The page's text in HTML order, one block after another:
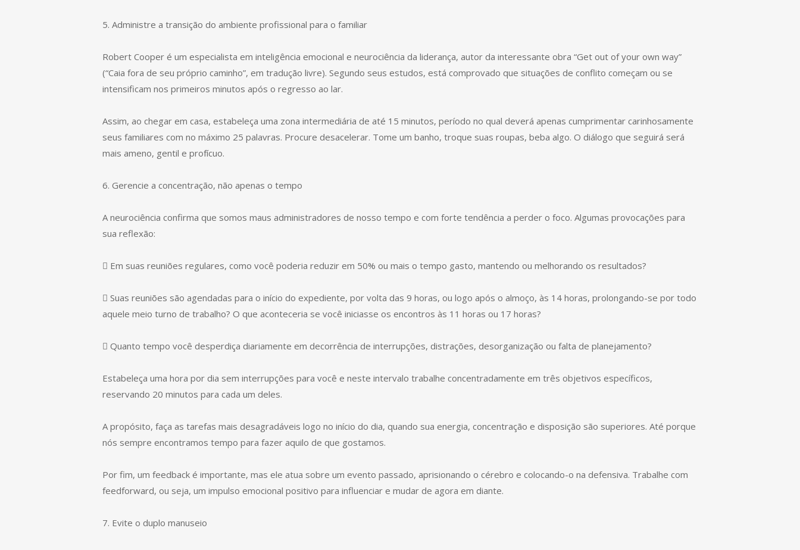
5. Administre a transição do ambiente profissional para o familiar
Robert Cooper é um especialista em inteligência emocional e neurociência da liderança, autor da interessante obra “Get out of your own way”
(“Caia fora de seu próprio caminho”, em tradução livre). Segundo seus estudos, está comprovado que situações de conflito começam ou se
intensificam nos primeiros minutos após o regresso ao lar.
Assim, ao chegar em casa, estabeleça uma zona intermediária de até 15 minutos, período no qual deverá apenas cumprimentar carinhosamente
seus familiares com no máximo 25 palavras. Procure desacelerar. Tome um banho, troque suas roupas, beba algo. O diálogo que seguirá será
mais ameno, gentil e profícuo.
6. Gerencie a concentração, não apenas o tempo
A neurociência confirma que somos maus administradores de nosso tempo e com forte tendência a perder o foco. Algumas provocações para
sua reflexão:
 Em suas reuniões regulares, como você poderia reduzir em 50% ou mais o tempo gasto, mantendo ou melhorando os resultados?
 Suas reuniões são agendadas para o início do expediente, por volta das 9 horas, ou logo após o almoço, às 14 horas, prolongando-se por todo
aquele meio turno de trabalho? O que aconteceria se você iniciasse os encontros às 11 horas ou 17 horas?
 Quanto tempo você desperdiça diariamente em decorrência de interrupções, distrações, desorganização ou falta de planejamento?
Estabeleça uma hora por dia sem interrupções para você e neste intervalo trabalhe concentradamente em três objetivos específicos,
reservando 20 minutos para cada um deles.
A propósito, faça as tarefas mais desagradáveis logo no início do dia, quando sua energia, concentração e disposição são superiores. Até porque
nós sempre encontramos tempo para fazer aquilo de que gostamos.
Por fim, um feedback é importante, mas ele atua sobre um evento passado, aprisionando o cérebro e colocando-o na defensiva. Trabalhe com
feedforward, ou seja, um impulso emocional positivo para influenciar e mudar de agora em diante.
7. Evite o duplo manuseio